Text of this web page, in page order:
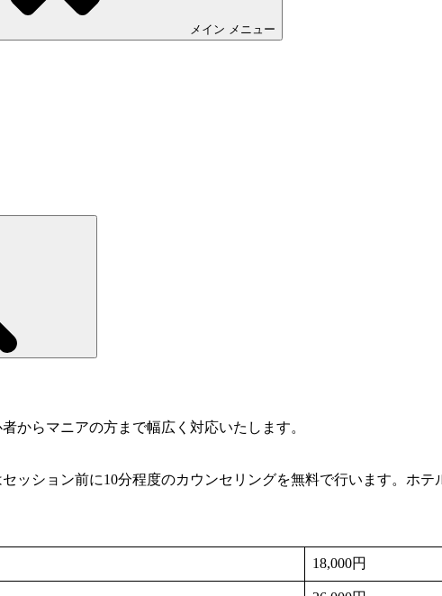
メイン メニュー
からマニアの方まで幅広く対応いたします。
ッション前に10分程度のカウンセリングを無料で行います。ホテ
18,000円